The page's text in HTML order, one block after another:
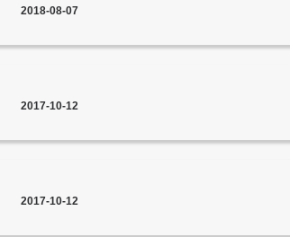
2018-08-07
2017-10-12
2017-10-12